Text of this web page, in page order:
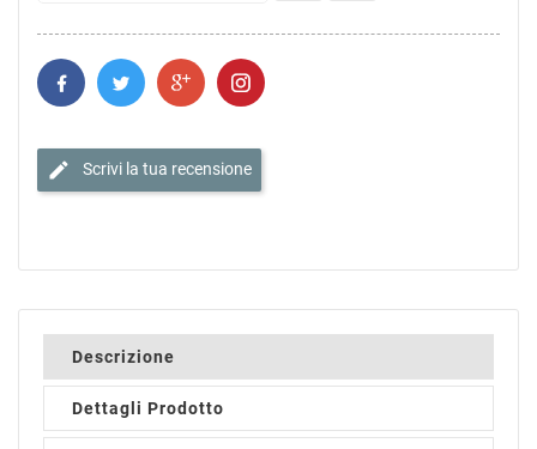
edit Scrivi la tua recensione
Descrizione
Dettagli Prodotto